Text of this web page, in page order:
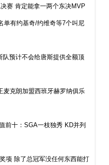
赛 肯定能拿一两个东决MVP
单有约基奇/约维奇等7个叫尼
预计不会给唐斯提供全额顶
麦克朗加盟西班牙赫罗纳俱乐
前十：SGA一枝独秀 KD并列
项 除了总冠军没任何东西能打